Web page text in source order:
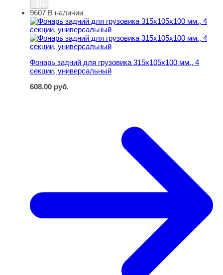
Фонарь задний для грузовика 315х105х100 мм., 4
9607 В наличии
Фонарь задний для грузовика 315х105х100 мм., 4
секции, универсальный
608,00 руб.